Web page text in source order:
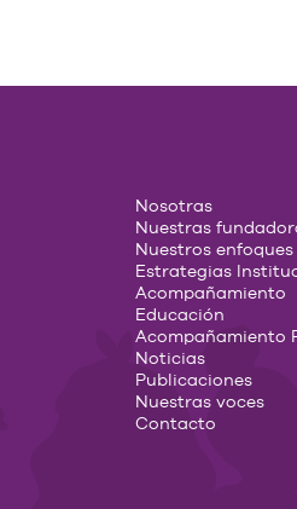
Nosotras
Nuestras
Nuestros enfoques
Estrategias
Acompañamiento
Educación
Acompañamiento
Noticias
Publicaciones
Nuestras voces
Contacto